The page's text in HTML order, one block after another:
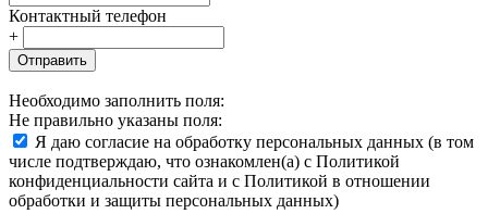
Контактный телефон
+
Отправить
Необходимо заполнить поля:
Не правильно указаны поля:
Я даю согласие на обработку персональных данных (в том
числе подтверждаю, что ознакомлен(а) с Политикой
конфиденциальности сайта и с Политикой в отношении
обработки и защиты персональных данных)